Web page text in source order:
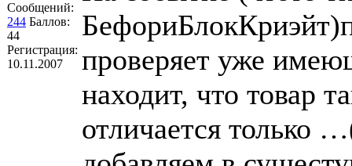
Сообщений:
244 Баллов:
44
Регистрация:
10.11.2007
проверяет уже
находит, что товар
отличается только